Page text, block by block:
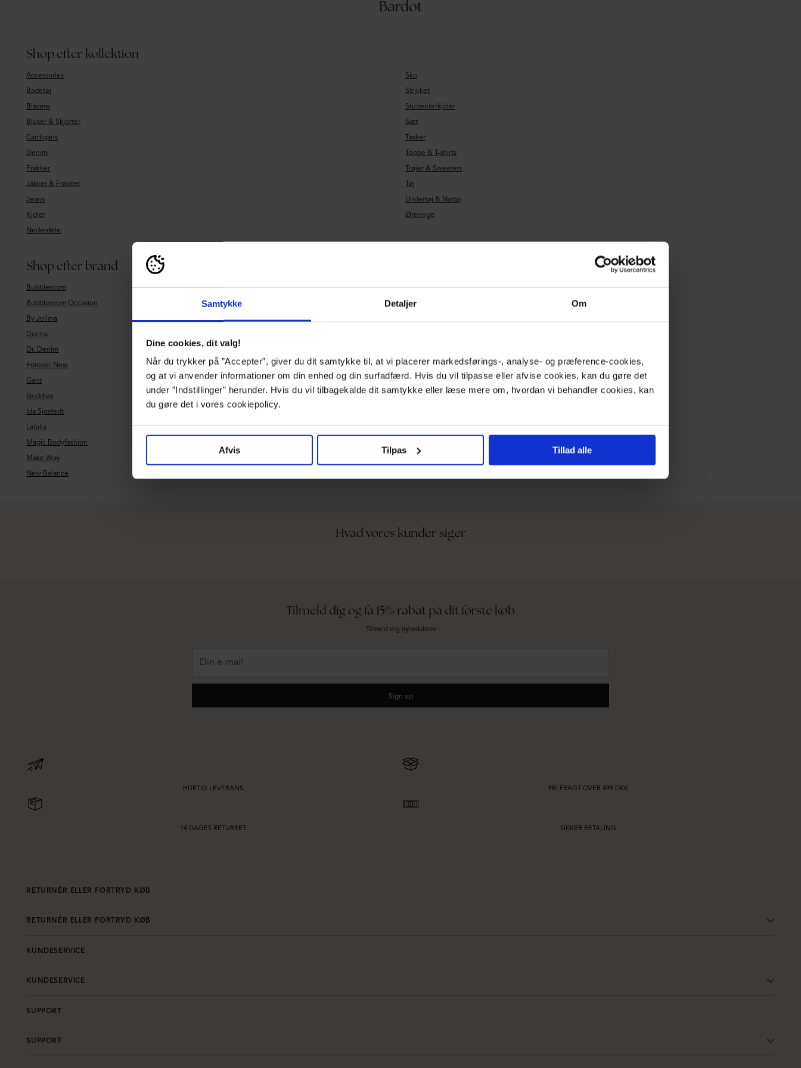
Samtykke Detaljer Om
Dine cookies, dit valg!
Når du trykker på ”Accepter”, giver du dit samtykke til, at vi placerer markedsførings-, analyse- og præference-cookies,
og at vi anvender informationer om din enhed og din surfadfærd. Hvis du vil tilpasse eller afvise cookies, kan du gøre det
under ”Indstillinger” herunder. Hvis du vil tilbagekalde dit samtykke eller læse mere om, hvordan vi behandler cookies, kan
du gøre det i vores cookiepolicy.
Afvis Tilpas Tillad alle
Bardot
Shop efter kollektion
Accessories
Badetøj
Blazere
Bluser & Skjorter
Cardigans
Denim
Frakker
Jakker & Frakker
Jeans
Kjoler
Nederdele
Sko
Strikket
Studenterkjoler
Sæt
Tasker
Toppe & T-shirts
Trøjer & Sweaters
Tøj
Undertøj & Nattøj
Øreringe
Shop efter brand
Bubbleroom
Bubbleroom Occasion
By Jolima
Dorina
Dr. Denim
Forever New
Gant
Goddiva
Ida Sjöstedt
Latalia
Magic Bodyfashion
Make Way
New Balance
Object Collectors Item
Only
Selected
Steve Madden
True Religion
Vero Moda
Hvad vores kunder siger
Tilmeld dig og få 15% rabat på dit første køb
Tilmeld dig nyhedsbrev
Sign up
HURTIG LEVERANS FRI FRAGT OVER 499 DKK
14 DAGES RETURRET SIKKER BETALING
RETURNÉR ELLER FORTRYD KØB
RETURNÉR ELLER FORTRYD KØB
KUNDESERVICE
KUNDESERVICE
SUPPORT
SUPPORT